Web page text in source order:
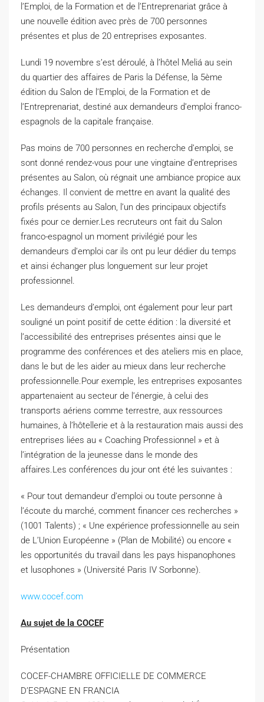
l’Emploi, de la Formation et de l’Entreprenariat grâce à
une nouvelle édition avec près de 700 personnes
présentes et plus de 20 entreprises exposantes.
Lundi 19 novembre s’est déroulé, à l’hôtel Meliá au sein
du quartier des affaires de Paris la Défense, la 5ème
édition du Salon de l’Emploi, de la Formation et de
l’Entreprenariat, destiné aux demandeurs d’emploi franco-
espagnols de la capitale française.
Pas moins de 700 personnes en recherche d’emploi, se
sont donné rendez-vous pour une vingtaine d’entreprises
présentes au Salon, où régnait une ambiance propice aux
échanges. Il convient de mettre en avant la qualité des
profils présents au Salon, l’un des principaux objectifs
fixés pour ce dernier.Les recruteurs ont fait du Salon
franco-espagnol un moment privilégié pour les
demandeurs d’emploi car ils ont pu leur dédier du temps
et ainsi échanger plus longuement sur leur projet
professionnel.
Les demandeurs d’emploi, ont également pour leur part
souligné un point positif de cette édition : la diversité et
l’accessibilité des entreprises présentes ainsi que le
programme des conférences et des ateliers mis en place,
dans le but de les aider au mieux dans leur recherche
professionnelle.Pour exemple, les entreprises exposantes
appartenaient au secteur de l’énergie, à celui des
transports aériens comme terrestre, aux ressources
humaines, à l’hôtellerie et à la restauration mais aussi des
entreprises liées au « Coaching Professionnel » et à
l’intégration de la jeunesse dans le monde des
affaires.Les conférences du jour ont été les suivantes :
« Pour tout demandeur d’emploi ou toute personne à
l’écoute du marché, comment financer ces recherches »
(1001 Talents) ; « Une expérience professionnelle au sein
de L’Union Européenne » (Plan de Mobilité) ou encore «
les opportunités du travail dans les pays hispanophones
et lusophones » (Université Paris IV Sorbonne).
www.cocef.com
Au sujet de la COCEF
Présentation
COCEF-CHAMBRE OFFICIELLE DE COMMERCE
D’ESPAGNE EN FRANCIA